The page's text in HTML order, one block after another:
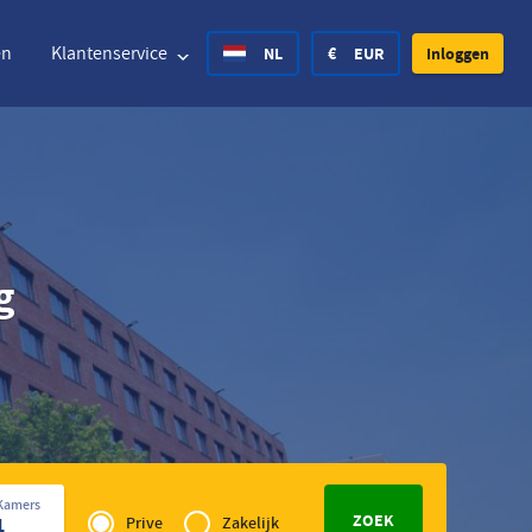
Klantenservice NL
Español
Hrvatski
Finnish
€ EUR
States Dollar
Krone
Krone zł Poland Zloty
Krona CHF Switzerland Franc
Inloggen
of
Prive Zakelijk